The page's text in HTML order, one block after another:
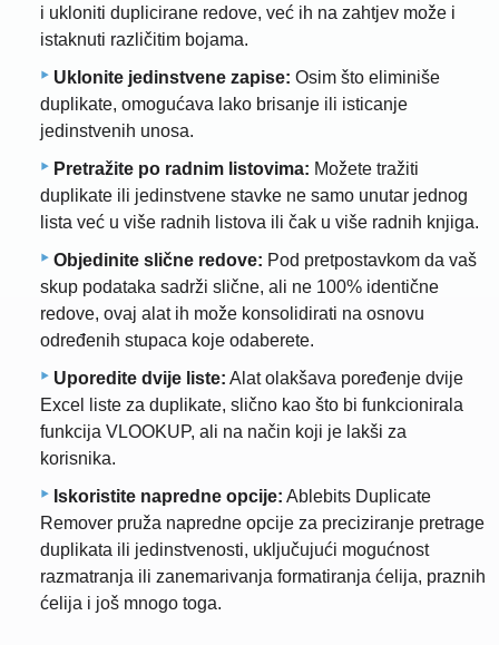
i ukloniti duplicirane redove, već ih na zahtjev može i
istaknuti različitim bojama.
Uklonite jedinstvene zapise: Osim što eliminiše
duplikate, omogućava lako brisanje ili isticanje
jedinstvenih unosa.
Pretražite po radnim listovima: Možete tražiti
duplikate ili jedinstvene stavke ne samo unutar jednog
lista već u više radnih listova ili čak u više radnih knjiga.
Objedinite slične redove: Pod pretpostavkom da vaš
skup podataka sadrži slične, ali ne 100% identične
redove, ovaj alat ih može konsolidirati na osnovu
određenih stupaca koje odaberete.
Uporedite dvije liste: Alat olakšava poređenje dvije
Excel liste za duplikate, slično kao što bi funkcionirala
funkcija VLOOKUP, ali na način koji je lakši za
korisnika.
Iskoristite napredne opcije: Ablebits Duplicate
Remover pruža napredne opcije za preciziranje pretrage
duplikata ili jedinstvenosti, uključujući mogućnost
razmatranja ili zanemarivanja formatiranja ćelija, praznih
ćelija i još mnogo toga.